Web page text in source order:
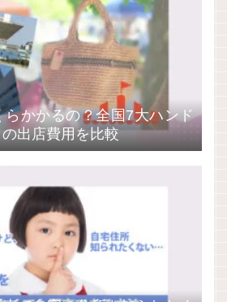
らかかるの？全国7大ハンド
出店費用を比較